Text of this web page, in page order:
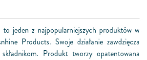
to jeden z najpopularniejszych produktów w
Products. Swoje działanie zawdzięcza
Produkt tworzy opatentowana